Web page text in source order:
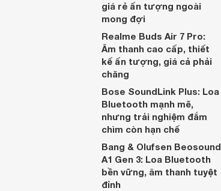
giá rẻ ấn tượng ngoài
mong đợi
Realme Buds Air 7 Pro:
Âm thanh cao cấp, thiết
kế ấn tượng, giá cả phải
chăng
Bose SoundLink Plus: Loa
Bluetooth mạnh mẽ,
nhưng trải nghiệm đắm
chìm còn hạn chế
Bang & Olufsen Beosound
A1 Gen 3: Loa Bluetooth
bền vững, âm thanh tuyệt
đỉnh